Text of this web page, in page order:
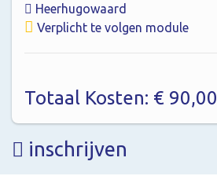
Heerhugowaard
Verplicht te volgen module
Totaal Kosten: € 90,00
inschrijven